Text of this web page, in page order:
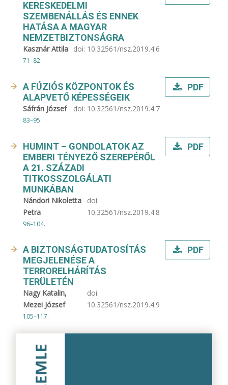
KERESKEDELMI
SZEMBENÁLLÁS ÉS ENNEK
HATÁSA A MAGYAR
NEMZETBIZTONSÁGRA
Kasznár Attila doi: 10.32561/nsz.2019.4.6
71–82.
A FÚZIÓS KÖZPONTOK ÉS
ALAPVETŐ KÉPESSÉGEIK
Sáfrán József doi: 10.32561/nsz.2019.4.7
83–95.
PDF
HUMINT – GONDOLATOK AZ
EMBERI TÉNYEZŐ SZEREPÉRŐL
A 21. SZÁZADI
TITKOSSZOLGÁLATI
MUNKÁBAN
Nándori Nikoletta
Petra
doi:
10.32561/nsz.2019.4.8
96–104.
PDF
A BIZTONSÁGTUDATOSÍTÁS
MEGJELENÉSE A
TERRORELHÁRÍTÁS
TERÜLETÉN
Nagy Katalin,
Mezei József
doi:
10.32561/nsz.2019.4.9
105–117.
PDF